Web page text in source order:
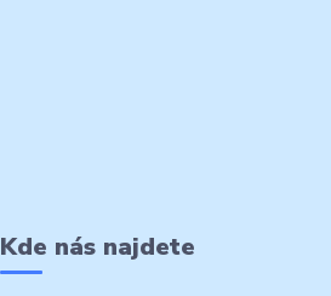
Kde nás najdete